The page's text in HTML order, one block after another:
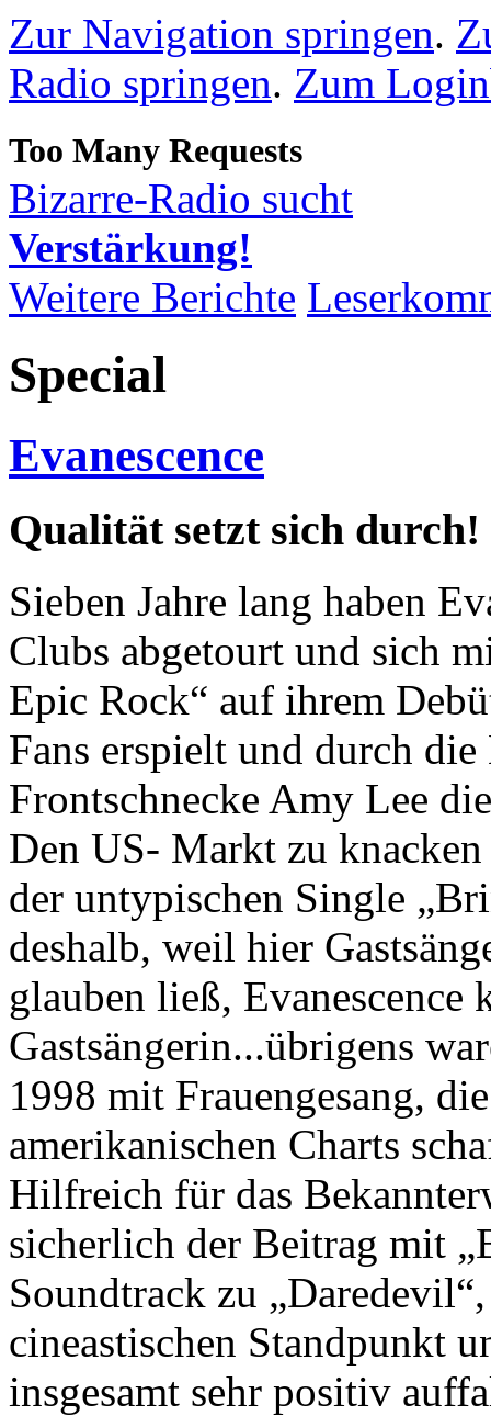
Zur Navigation springen.
Radio springen. Zum
Bizarre-Radio sucht
Verstärkung!
Weitere Berichte
Special
Evanescence
Qualität setzt sich durch!
Sieben Jahre lang haben
Clubs abgetourt und sich
Epic Rock“ auf ihrem
Fans erspielt und durch
Frontschnecke Amy Lee
Den US- Markt zu
der untypischen Single
deshalb, weil hier
glauben ließ,
Gastsängerin...übrigens
1998 mit Frauengesang,
amerikanischen Charts
Hilfreich für das
sicherlich der Beitrag mit
Soundtrack zu
cineastischen Standpunkt
insgesamt sehr positiv